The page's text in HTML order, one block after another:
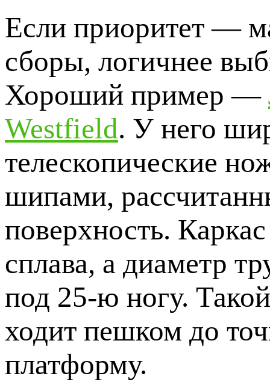
Если приоритет —
сборы, логичнее
Хороший пример —
Westfield. У него
телескопические
шипами,
поверхность.
сплава, а диаметр
под 25-ю ногу.
ходит пешком до
платформу.